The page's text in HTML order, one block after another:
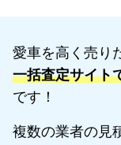
愛車を高く売り
一括査定サイト
です！
複数の業者の見